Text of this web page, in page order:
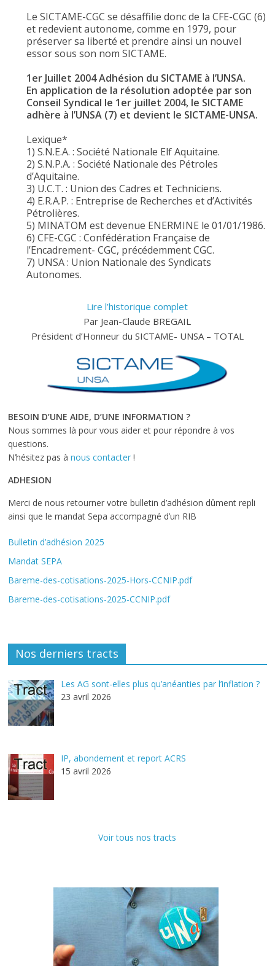
Le SICTAME-CGC se désaffilie donc de la CFE-CGC (6)
et redevient autonome, comme en 1979, pour
préserver sa liberté et prendre ainsi un nouvel
essor sous son nom SICTAME.
1er Juillet 2004 Adhésion du SICTAME à l’UNSA.
En application de la résolution adoptée par son
Conseil Syndical le 1er juillet 2004, le SICTAME
adhère à l’UNSA (7) et devient le SICTAME-UNSA.
Lexique*
1) S.N.E.A. : Société Nationale Elf Aquitaine.
2) S.N.P.A. : Société Nationale des Pétroles
d’Aquitaine.
3) U.C.T. : Union des Cadres et Techniciens.
4) E.R.A.P. : Entreprise de Recherches et d’Activités
Pétrolières.
5) MINATOM est devenue ENERMINE le 01/01/1986.
6) CFE-CGC : Confédération Française de
l’Encadrement- CGC, précédemment CGC.
7) UNSA : Union Nationale des Syndicats
Autonomes.
Lire l’historique complet
Par Jean-Claude BREGAIL
Président d’Honneur du SICTAME- UNSA – TOTAL
BESOIN D’UNE AIDE, D’UNE INFORMATION ?
Nous sommes là pour vous aider et pour répondre à vos
questions.
N’hésitez pas ànous contacter !
ADHESION
Merci de nous retourner votre bulletin d’adhésion dûment repli
ainsi que le mandat Sepa accompagné d’un RIB
Bulletin d’adhésion 2025
Mandat SEPA
Bareme-des-cotisations-2025-Hors-CCNIP.pdf
Bareme-des-cotisations-2025-CCNIP.pdf
Nos derniers tracts
Les AG sont-elles plus qu’anéanties par l’inflation ?
23 avril 2026
IP, abondement et report ACRS
15 avril 2026
Voir tous nos tracts